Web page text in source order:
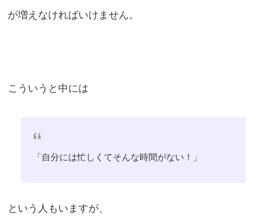
が増えなければいけません。
こういうと中には
「自分には忙しくてそんな時間がない！」
という人もいますが、